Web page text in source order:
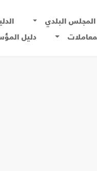
المجلس البلدي
دليل